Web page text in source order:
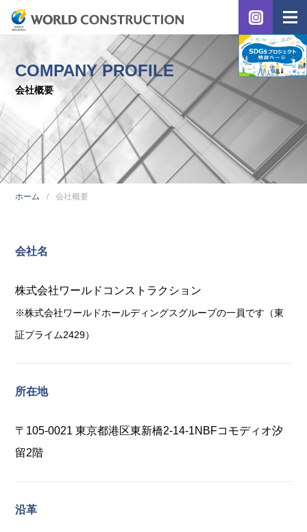
COMPANY PROFILE
会社概要
ホーム 会社概要
会社名
株式会社ワールドコンストラクション
※株式会社ワールドホールディングスグループの一員です（東
証プライム2429）
所在地
〒105-0021 東京都港区東新橋2-14-1NBFコモディオ汐
留2階
沿革